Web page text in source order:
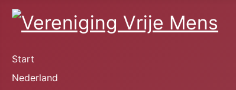
Start
Nederland